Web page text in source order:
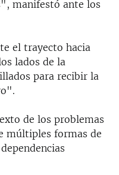
manifestó ante los
el trayecto hacia
lados de la
para recibir la
de los problemas
múltiples formas de